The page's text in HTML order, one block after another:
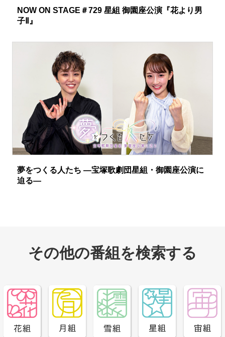
NOW ON STAGE＃729 星組 御園座公演『花より男
子Ⅱ』
夢をつくる人たち ―宝塚歌劇団星組・御園座公演に
迫る―
その他の番組を検索する